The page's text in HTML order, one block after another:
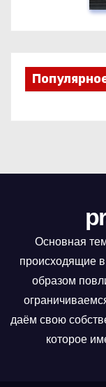
Основная
происходящие в
образом
даём свою
которое